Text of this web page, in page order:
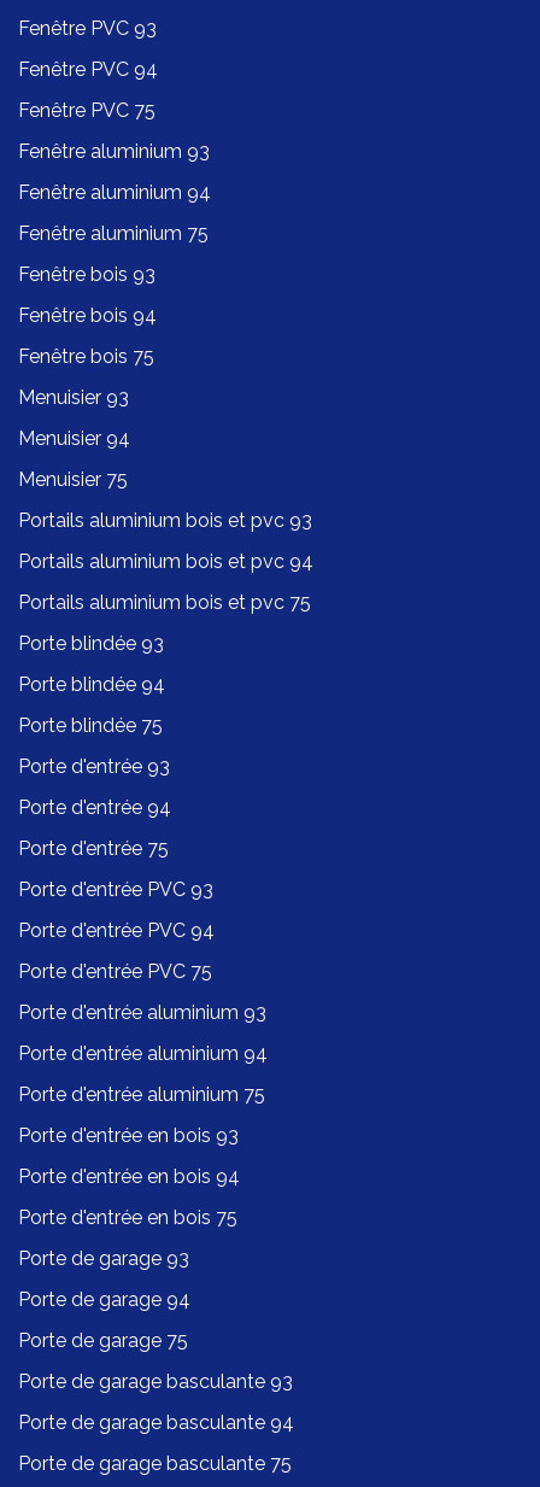
Fenêtre PVC 93
Fenêtre PVC 94
Fenêtre PVC 75
Fenêtre aluminium 93
Fenêtre aluminium 94
Fenêtre aluminium 75
Fenêtre bois 93
Fenêtre bois 94
Fenêtre bois 75
Menuisier 93
Menuisier 94
Menuisier 75
Portails aluminium bois et pvc 93
Portails aluminium bois et pvc 94
Portails aluminium bois et pvc 75
Porte blindée 93
Porte blindée 94
Porte blindée 75
Porte d'entrée 93
Porte d'entrée 94
Porte d'entrée 75
Porte d'entrée PVC 93
Porte d'entrée PVC 94
Porte d'entrée PVC 75
Porte d'entrée aluminium 93
Porte d'entrée aluminium 94
Porte d'entrée aluminium 75
Porte d'entrée en bois 93
Porte d'entrée en bois 94
Porte d'entrée en bois 75
Porte de garage 93
Porte de garage 94
Porte de garage 75
Porte de garage basculante 93
Porte de garage basculante 94
Porte de garage basculante 75